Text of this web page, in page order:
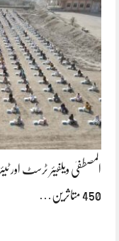
المصطفیٰ ویلفیئر ٹرسٹ اور
450 متاثرین…